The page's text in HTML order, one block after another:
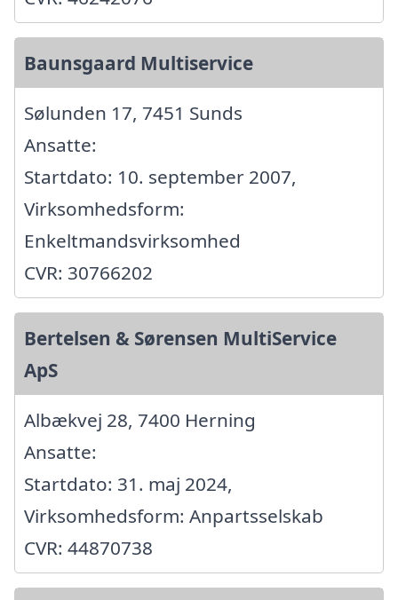
Baunsgaard Multiservice
Sølunden 17, 7451 Sunds
Ansatte:
Startdato: 10. september 2007,
Virksomhedsform:
Enkeltmandsvirksomhed
CVR: 30766202
Bertelsen & Sørensen MultiService
ApS
Albækvej 28, 7400 Herning
Ansatte:
Startdato: 31. maj 2024,
Virksomhedsform: Anpartsselskab
CVR: 44870738